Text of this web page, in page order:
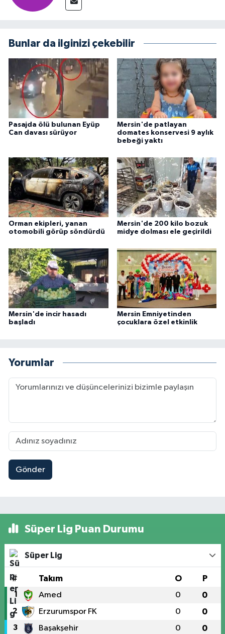
Bunlar da ilginizi çekebilir
Pasajda ölü bulunan Eyüp
Can davası sürüyor
Mersin'de patlayan
domates konservesi 9 aylık
bebeği yaktı
Orman ekipleri, yanan
otomobili görüp söndürdü
Mersin'de 200 kilo bozuk
midye dolması ele geçirildi
Mersin'de incir hasadı
başladı
Mersin Emniyetinden
çocuklara özel etkinlik
Yorumlar
Gönder
Süper Lig Puan Durumu
Süper Lig
# Takım O P
1 Amed 0 0
2 Erzurumspor FK 0 0
3 Başakşehir 0 0